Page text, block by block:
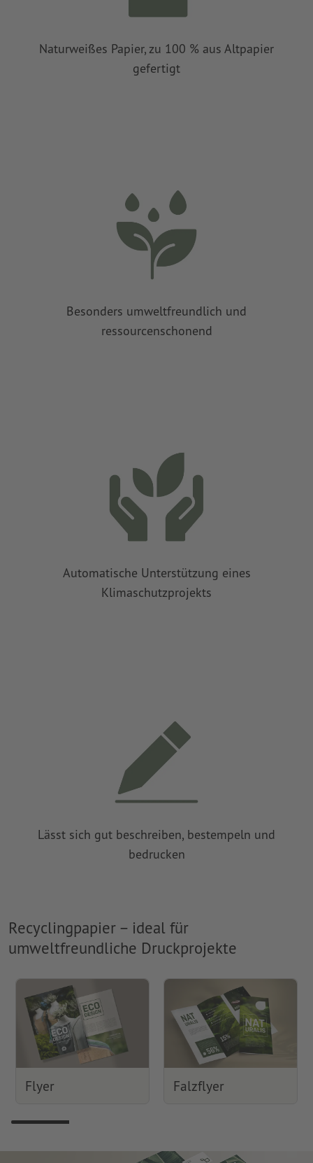
Naturweißes Papier, zu 100 % aus Altpapier
gefertigt
Besonders umweltfreundlich und
ressourcenschonend
Automatische Unterstützung eines
Klimaschutzprojekts
Lässt sich gut beschreiben, bestempeln und
bedrucken
Recyclingpapier – ideal für
umweltfreundliche Druckprojekte
Flyer Falzflyer